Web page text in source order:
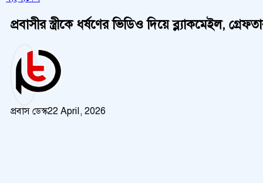
প্রবাসীর স্ত্রীকে ধর্ষণের ভিডিও দিয়ে ব্ল্যাকমেইল,
প্রবাস ডেস্ক22 April, 2026